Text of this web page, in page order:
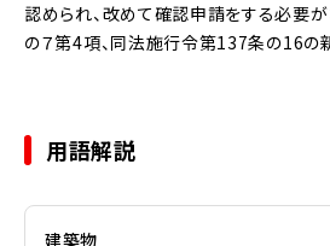
認められ、改めて確認申請をする必要
の７第4項、同法施行令第137条の16の新
用語解説
建築物